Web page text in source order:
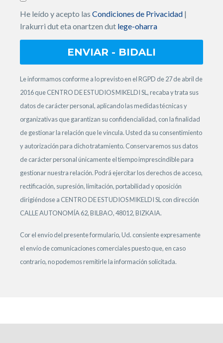
He leído y acepto las Condiciones de Privacidad |
Irakurri dut eta onartzen dut lege-oharra
Le informamos conforme a lo previsto en el RGPD de 27 de abril de
2016 que CENTRO DE ESTUDIOS MIKELDI SL, recaba y trata sus
datos de carácter personal, aplicando las medidas técnicas y
organizativas que garantizan su confidencialidad, con la finalidad
de gestionar la relación que le vincula. Usted da su consentimiento
y autorización para dicho tratamiento. Conservaremos sus datos
de carácter personal únicamente el tiempo imprescindible para
gestionar nuestra relación. Podrá ejercitar los derechos de acceso,
rectificación, supresión, limitación, portabilidad y oposición
dirigiéndose a CENTRO DE ESTUDIOS MIKELDI SL con dirección
CALLE AUTONOMÍA 62, BILBAO, 48012, BIZKAIA.
Cor el envío del presente formulario, Ud. consiente expresamente
el envío de comunicaciones comerciales puesto que, en caso
contrario, no podemos remitirle la información solicitada.